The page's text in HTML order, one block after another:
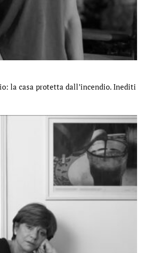
la casa protetta dall’incendio. Inediti